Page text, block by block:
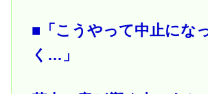
■「こうやって中止にな
く…」